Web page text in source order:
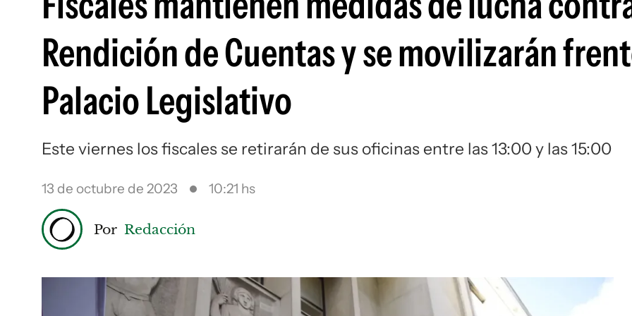
Rendición de Cuentas y se movilizarán
Palacio Legislativo
Este viernes los fiscales se retirarán de sus oficinas entre las 13:00 y las 15:00
13 de octubre de 2023 10:21 hs
Por Redacción